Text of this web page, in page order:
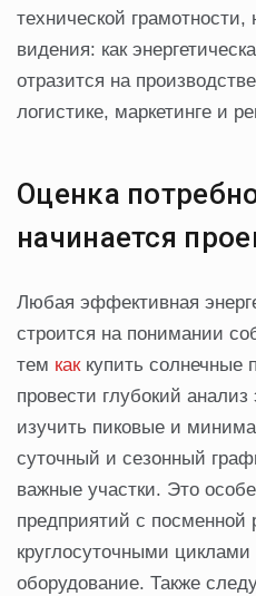
технической грамотности,
видения: как
отразится на
логистике, маркетинге и
Оценка
начинается
Любая эффективная
строится на понимании
тем каккупить солнечные
провести глубокий анализ
изучить пиковые и
суточный и сезонный
важные участки. Это
предприятий с посменной
круглосуточными циклами
оборудование. Также